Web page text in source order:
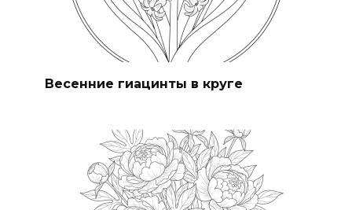
Весенние гиацинты в круге